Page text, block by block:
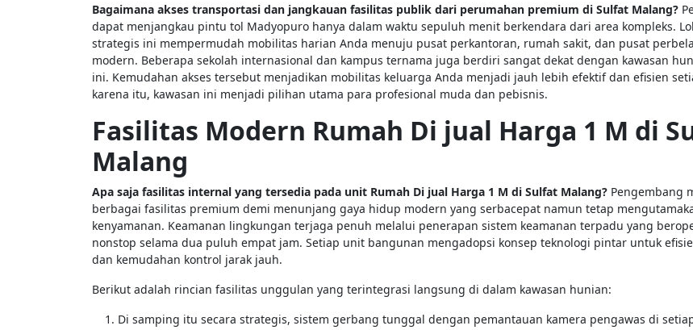
Bagaimana akses transportasi dan jangkauan fasilitas publik dari perumahan premium di Sulfat Malang?
dapat menjangkau pintu tol Madyopuro hanya dalam waktu sepuluh menit berkendara dari area kompleks.
strategis ini mempermudah mobilitas harian Anda menuju pusat perkantoran, rumah sakit, dan pusat
modern. Beberapa sekolah internasional dan kampus ternama juga berdiri sangat dekat dengan kawasan
ini. Kemudahan akses tersebut menjadikan mobilitas keluarga Anda menjadi jauh lebih efektif dan efisien
karena itu, kawasan ini menjadi pilihan utama para profesional muda dan pebisnis.
Fasilitas Modern Rumah Di jual Harga 1 M di
Malang
Apa saja fasilitas internal yang tersedia pada unit Rumah Di jual Harga 1 M di Sulfat Malang? Pengembang
berbagai fasilitas premium demi menunjang gaya hidup modern yang serbacepat namun tetap
kenyamanan. Keamanan lingkungan terjaga penuh melalui penerapan sistem keamanan terpadu yang
nonstop selama dua puluh empat jam. Setiap unit bangunan mengadopsi konsep teknologi pintar untuk
dan kemudahan kontrol jarak jauh.
Berikut adalah rincian fasilitas unggulan yang terintegrasi langsung di dalam kawasan hunian:
Di samping itu secara strategis, sistem gerbang tunggal dengan pemantauan kamera pengawas di